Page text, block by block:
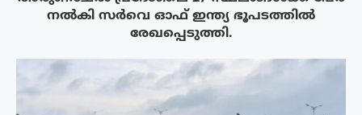
നൽകി സർവെ ഓഫ് ഇന്ത്യ ഭൂപടത്തിൽ
രേഖപ്പെടുത്തി.